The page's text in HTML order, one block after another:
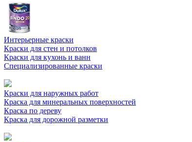
Интерьерные краски
Краски для стен и потолков
Краски для кухонь и ванн
Специализированные краски
Краски для наружных работ
Краска для минеральных поверхностей
Краска по дереву
Краска для дорожной разметки